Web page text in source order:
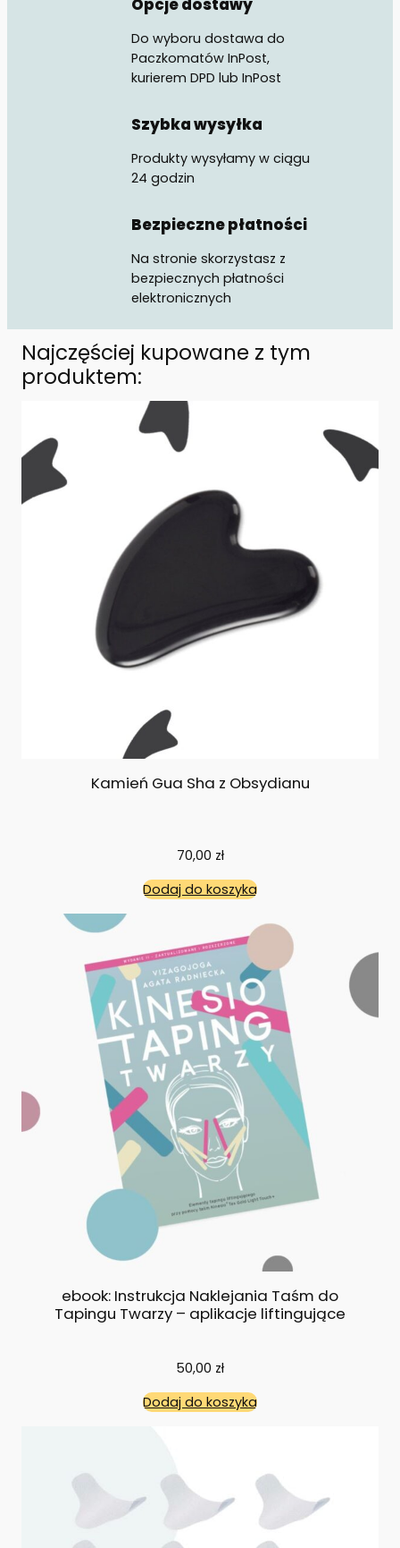
Opcje dostawy
Do wyboru dostawa do
Paczkomatów InPost,
kurierem DPD lub InPost
Szybka wysyłka
Produkty wysyłamy w ciągu
24 godzin
Bezpieczne płatności
Na stronie skorzystasz z
bezpiecznych płatności
elektronicznych
Najczęściej kupowane z tym
produktem:
Kamień Gua Sha z Obsydianu
70,00 zł
Dodaj do koszyka
ebook: Instrukcja Naklejania Taśm do
Tapingu Twarzy – aplikacje liftingujące
50,00 zł
Dodaj do koszyka